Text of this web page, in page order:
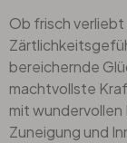
Ob frisch
bereichernde
machtvollste
mit
Zuneigung und